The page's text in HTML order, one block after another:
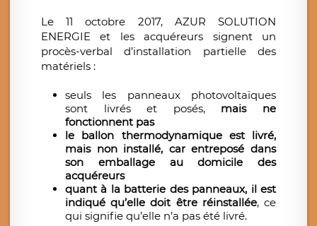
Le 11 octobre 2017, AZUR SOLUTION
ENERGIE et les acquéreurs signent un
procès-verbal d’installation partielle des
matériels :
seuls les panneaux photovoltaïques
sont livrés et posés, mais ne
fonctionnent pas
le ballon thermodynamique est livré,
mais non installé, car entreposé dans
son emballage au domicile des
acquéreurs
quant à la batterie des panneaux, il est
indiqué qu’elle doit être réinstallée, ce
qui signifie qu’elle n’a pas été livré.